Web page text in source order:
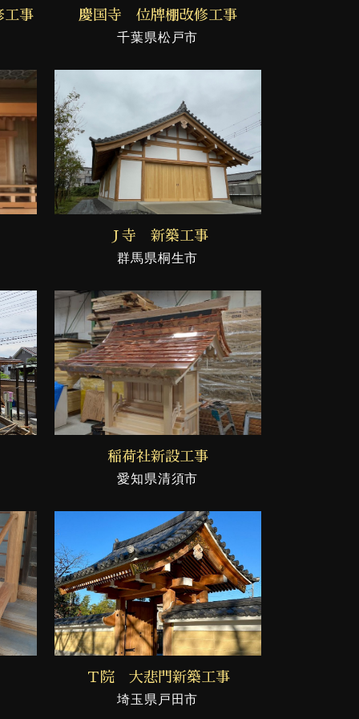
工事 慶国寺 位牌棚改修工事
千葉県松戸市
Ｊ寺 新築工事
群馬県桐生市
稲荷社新設工事
愛知県清須市
Ｔ院 大悲門新築工事
埼玉県戸田市